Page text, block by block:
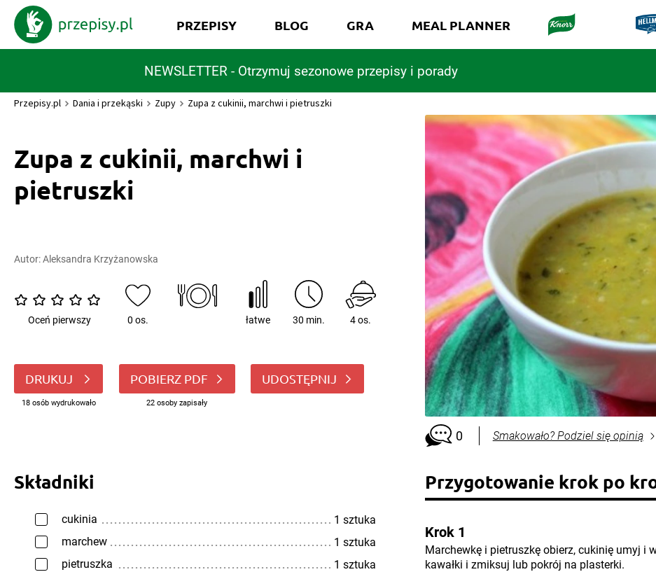
NEWSLETTER - Otrzymuj sezonowe przepisy i porady
PRZEPISY BLOG GRA MEAL PLANNER
Przepisy.pl Dania i przekąski Zupy Zupa z cukinii, marchwi i pietruszki
Zupa z cukinii, marchwi i
pietruszki
Autor:Aleksandra Krzyżanowska
Oceń pierwszy 0 os. łatwe 30 min. 4 os.
DRUKUJ
18 osób wydrukowało
POBIERZ PDF
22 osoby zapisały
UDOSTĘPNIJ
0 Smakowało? Podziel się opinią
Składniki
cukinia
1 sztuka
marchew
1 sztuka
pietruszka
1 sztuka
Przygotowanie krok po
Krok 1
Marchewkę i pietruszkę obierz, cukinię umyj i
kawałki i zmiksuj lub pokrój na plasterki.